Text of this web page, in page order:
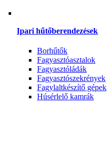
Ipari hűtőberendezések
Borhűtők
Fagyasztóasztalok
Fagyasztóládák
Fagyasztószekrények
Fagylaltkészítő gépek
Húsérlelő kamrák